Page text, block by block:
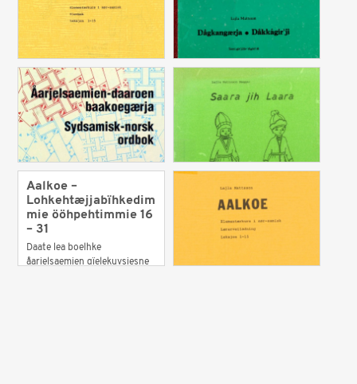
Aalkoe –
Lohkehtæjjabïhkedim
mie ööhpehtimmie 16
– 31
Daate lea boelhke
åarjelsaemien gïelekuvsjesne